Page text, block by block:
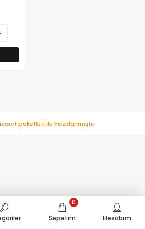
Sepetim
0
Hesabım
paketleri ile hazırlanmıştır.